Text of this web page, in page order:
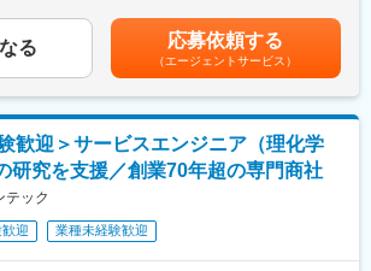
援に関して＞
育プランを用意しています。
り必要な知識を学ぶための外部セミナー等も受け
ができます。
社の定める業務
話でお答えしたり、客先に行って説明したり、簡
ば修理をしたり、協力会社に対応依頼をしたりし
関するメンテナンスや修理業務は外注先へ依頼し
社内で修理受付、電話対応、事務処理が多いポジ
割合としては半分くらいです。
り扱いが少ない機械やコンピュータ関連製品など
さず直接対応いたします。その際は、直接客先へ
山口県内
当＞有＜給与補足＞■昇給：年1回（4月）■賞与：
12月）※平均5ヵ月分（入社年度は50％支給）※固定
です。賃金はあくまでも目安の金額であり、選考
る可能性があります。月給(月額)は固定手当を含め
る 応募依頼する
（エージェントサービス）
歓迎＞サービスエンジニア（理化学
研究を支援／創業70年超の専門商社
テック
迎 業種未経験歓迎